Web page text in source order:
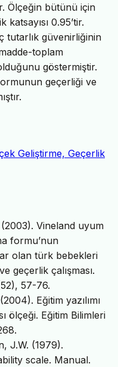
Ölçeğin bütünü için
0.95’tir.
tutarlık güvenirliğinin
toplam
göstermiştir.
geçerliği ve
Geliştirme, Geçerlik
Vineland uyum
formu’nun
olan türk bebekleri
geçerlik çalışması.
57-76.
Eğitim yazılımı
ölçeği. Eğitim Bilimleri
J.W. (1979).
scale. Manual.